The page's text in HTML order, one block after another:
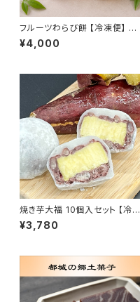
フルーツわらび餅 【冷凍便】 宮
崎マンゴー いちごミルク ギフト
おもたせ 九州 宮崎 鹿児島 都
¥4,000
焼き芋大福 10個入セット 【冷凍
便】 紅はるか 絶品の甘み 至福
の大福 ギフト おもたせ 九州 宮
¥3,780